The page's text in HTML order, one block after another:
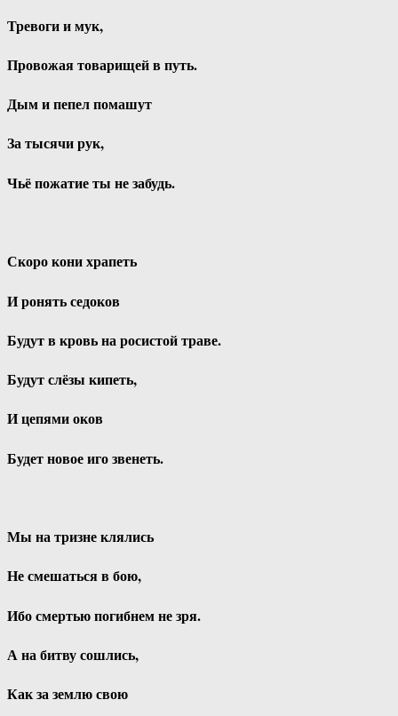
Тревоги и мук,
Провожая товарищей в путь.
Дым и пепел помашут
За тысячи рук,
Чьё пожатие ты не забудь.
Скоро кони храпеть
И ронять седоков
Будут в кровь на росистой траве.
Будут слёзы кипеть,
И цепями оков
Будет новое иго звенеть.
Мы на тризне клялись
Не смешаться в бою,
Ибо смертью погибнем не зря.
А на битву сошлись,
Как за землю свою